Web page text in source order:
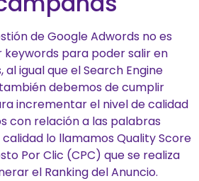
de Google Adwords no es
para poder salir en
igual que el Search Engine
debemos de cumplir
incrementar el nivel de calidad
con relación a las palabras
lo llamamos Quality Score
Por Clic (CPC) que se realiza
el Ranking del Anuncio.